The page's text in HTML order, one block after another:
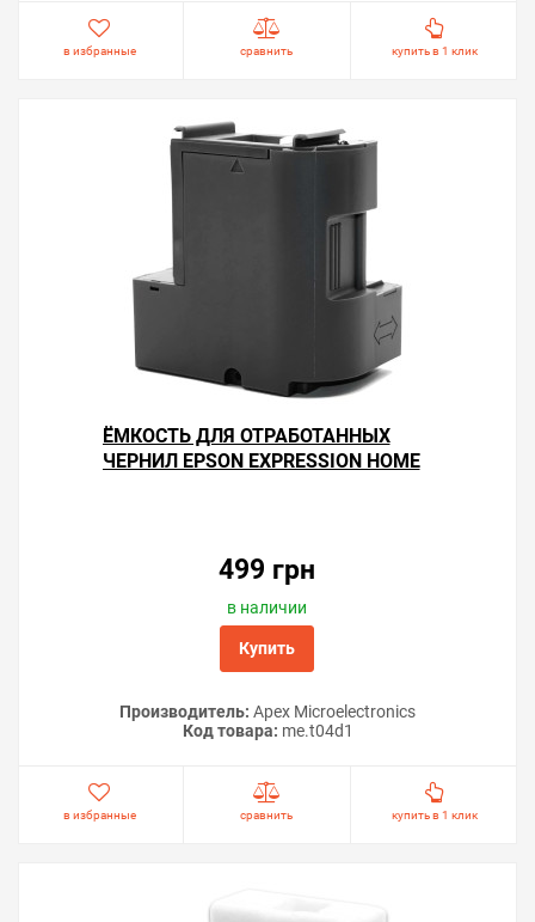
в избранные сравнить купить в 1 клик
ЁМКОСТЬ ДЛЯ ОТРАБОТАННЫХ
ЧЕРНИЛ EPSON EXPRESSION HOME
499 грн
в наличии
Купить
Производитель: Apex Microelectronics
Код товара: me.t04d1
в избранные сравнить купить в 1 клик